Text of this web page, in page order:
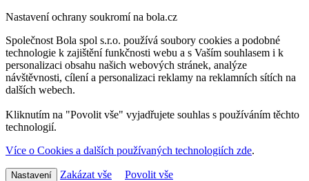
Nastavení ochrany soukromí na bola.cz
Společnost Bola spol s.r.o. používá soubory cookies a podobné
technologie k zajištění funkčnosti webu a s Vaším souhlasem i k
personalizaci obsahu našich webových stránek, analýze
návštěvnosti, cílení a personalizaci reklamy na reklamních sítích na
dalších webech.
Kliknutím na "Povolit vše" vyjadřujete souhlas s používáním těchto
technologií.
Více o Cookies a dalších používaných technologiích zde.
Nastavení Zakázat vše
Povolit vše